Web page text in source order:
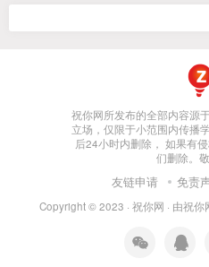
祝你网所发布的全部内容源
立场，仅限于小范围内传播
后24小时内删除， 如果有
们删除。
友链申请 免责
Copyright © 2023 · 祝你网 · 由祝你